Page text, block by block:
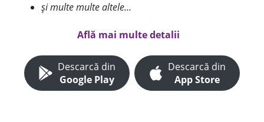
și multe multe altele...
Află mai multe detalii
Descarcă din
Google Play
Descarcă din
App Store